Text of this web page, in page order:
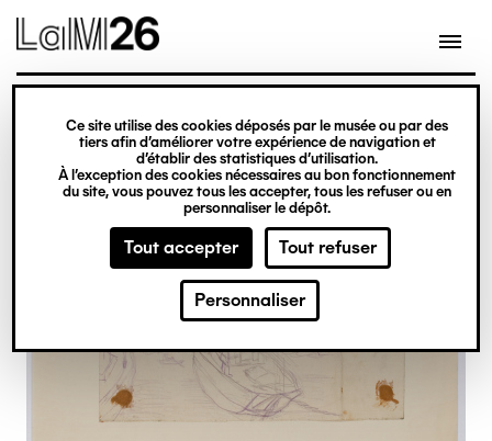
Gestion des cookies
Ce site utilise des cookies déposés par le musée ou par des
tiers afin d’améliorer votre expérience de navigation et
d’établir des statistiques d’utilisation.
À l’exception des cookies nécessaires au bon fonctionnement
du site, vous pouvez tous les accepter, tous les refuser ou en
personnaliser le dépôt.
Tout accepter Tout refuser
Personnaliser
contenu